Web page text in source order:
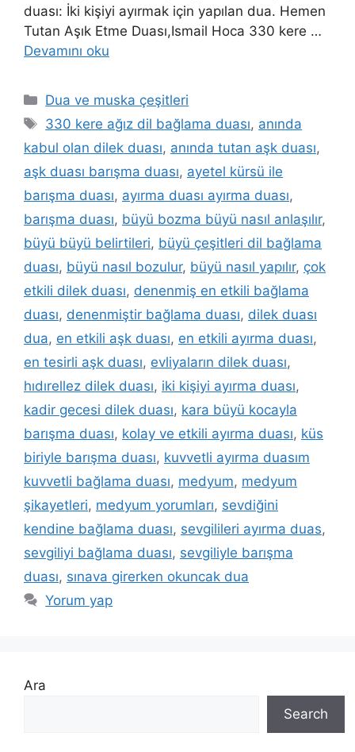
duası: İki kişiyi ayırmak için yapılan dua. Hemen
Tutan Aşık Etme Duası,Ismail Hoca 330 kere …
Devamını oku
Dua ve muska çeşitleri
330 kere ağız dil bağlama duası, anında
kabul olan dilek duası, anında tutan aşk duası,
aşk duası barışma duası, ayetel kürsü ile
barışma duası, ayırma duası ayırma duası,
barışma duası, büyü bozma büyü nasıl anlaşılır,
büyü büyü belirtileri, büyü çeşitleri dil bağlama
duası, büyü nasıl bozulur, büyü nasıl yapılır, çok
etkili dilek duası, denenmiş en etkili bağlama
duası, denenmiştir bağlama duası, dilek duası
dua, en etkili aşk duası, en etkili ayırma duası,
en tesirli aşk duası, evliyaların dilek duası,
hıdırellez dilek duası, iki kişiyi ayırma duası,
kadir gecesi dilek duası, kara büyü kocayla
barışma duası, kolay ve etkili ayırma duası, küs
biriyle barışma duası, kuvvetli ayırma duasım
kuvvetli bağlama duası, medyum, medyum
şikayetleri, medyum yorumları, sevdiğini
kendine bağlama duası, sevgilileri ayırma duas,
sevgiliyi bağlama duası, sevgiliyle barışma
duası, sınava girerken okuncak dua
Yorum yap
Ara
Search